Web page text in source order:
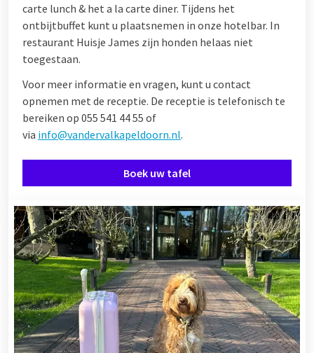
carte lunch & het a la carte diner. Tijdens het
ontbijtbuffet kunt u plaatsnemen in onze hotelbar. In
restaurant Huisje James zijn honden helaas niet
toegestaan.
Voor meer informatie en vragen, kunt u contact
opnemen met de receptie. De receptie is telefonisch te
bereiken op 055 541 44 55 of
via info@vandervalkapeldoorn.nl.
Boek uw tafel